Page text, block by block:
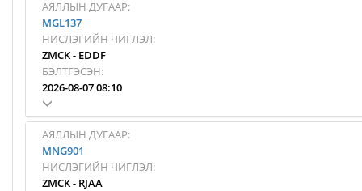
АЯЛЛЫН ДУГААР:
MGL137
НИСЛЭГИЙН ЧИГЛЭЛ:
ZMCK- EDDF
БЭЛТГЭСЭН:
2026-08-07 08:10
АЯЛЛЫН ДУГААР:
MNG901
НИСЛЭГИЙН ЧИГЛЭЛ:
ZMCK- RJAA